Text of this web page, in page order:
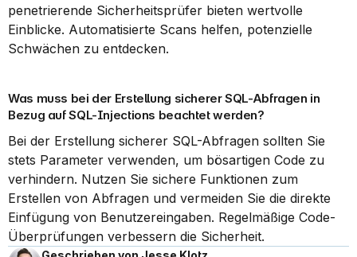
penetrierende Sicherheitsprüfer bieten wertvolle
Einblicke. Automatisierte Scans helfen, potenzielle
Schwächen zu entdecken.
Was muss bei der Erstellung sicherer SQL-Abfragen in
Bezug auf SQL-Injections beachtet werden?
Bei der Erstellung sicherer SQL-Abfragen sollten Sie
stets Parameter verwenden, um bösartigen Code zu
verhindern. Nutzen Sie sichere Funktionen zum
Erstellen von Abfragen und vermeiden Sie die direkte
Einfügung von Benutzereingaben. Regelmäßige Code-
Überprüfungen verbessern die Sicherheit.